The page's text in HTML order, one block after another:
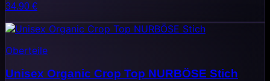
34.90 €
Oberteile
Unisex Organic Crop Top NURBÖSE Stich